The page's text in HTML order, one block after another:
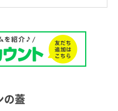
の蓋